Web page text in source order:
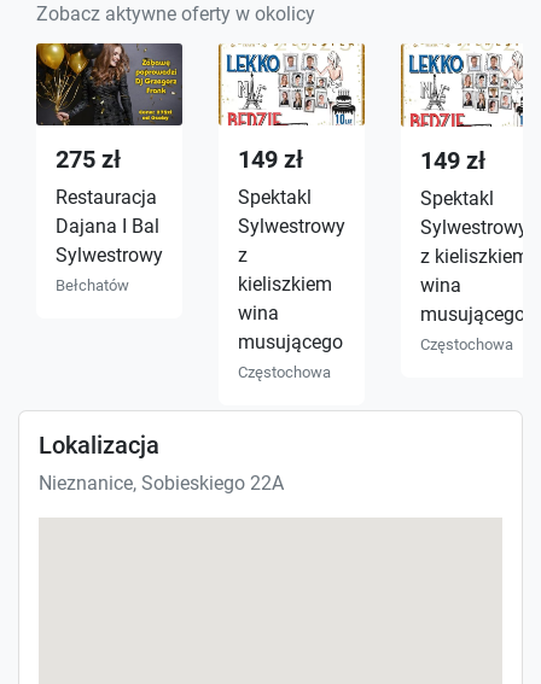
Zobacz aktywne oferty w okolicy
275 zł
Restauracja
Dajana I Bal
Sylwestrowy
Bełchatów
149 zł
Spektakl
Sylwestrowy
z
kieliszkiem
wina
musującego
Częstochowa
149 zł
Spektakl
Sylwestrowy
z kieliszkiem
wina
musującego!
Częstochowa
Lokalizacja
Nieznanice, Sobieskiego 22A